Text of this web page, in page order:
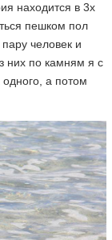
находится в 3х
пешком пол
человек и
них по камням я с
а потом